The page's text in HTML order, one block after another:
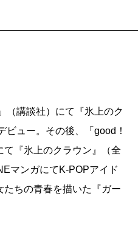
（講談社）にて『氷上のク
ビュー。その後、「good！
『氷上のクラウン』（全
マンガにてK-POPアイド
たちの青春を描いた『ガー